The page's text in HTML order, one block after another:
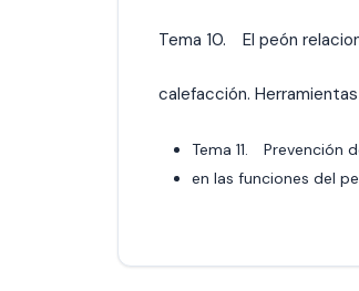
Tema 10. El peón
calefacción.
Tema 11. Prevención
en las funciones del